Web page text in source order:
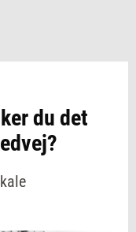
du det